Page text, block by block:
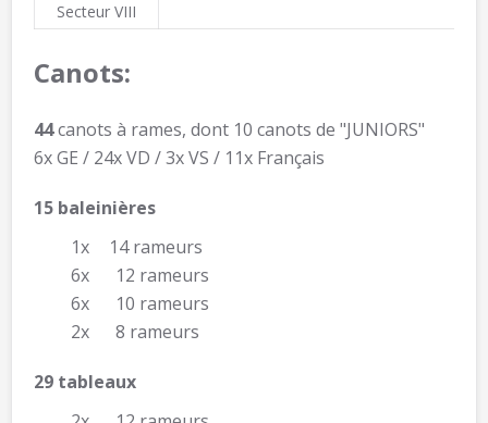
Secteur VIII
Canots:
44canots à rames, dont 10 canots de "JUNIORS"
6x GE / 24x VD / 3x VS / 11x Français
15 baleinières
1x
14 rameurs
6x 12 rameurs
6x 10 rameurs
2x 8 rameurs
29 tableaux